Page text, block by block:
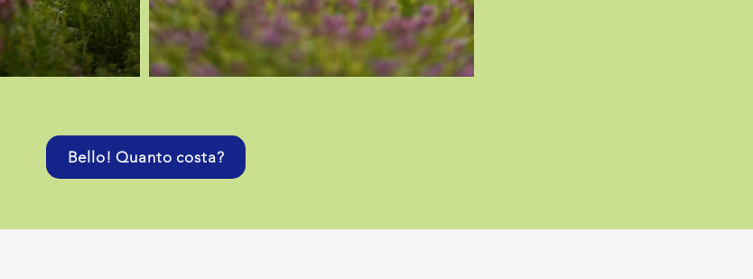
Bello! Quanto costa?